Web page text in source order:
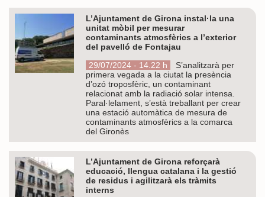
L’Ajuntament de Girona instal·la una
unitat mòbil per mesurar
contaminants atmosfèrics a l’exterior
del pavelló de Fontajau
29/07/2024 - 14.22 h
S’analitzarà per
primera vegada a la ciutat la presència
d’ozó troposfèric, un contaminant
relacionat amb la radiació solar intensa.
Paral·lelament, s’està treballant per crear
una estació automàtica de mesura de
contaminants atmosfèrics a la comarca
del Gironès
L’Ajuntament de Girona reforçarà
educació, llengua catalana i la gestió
de residus i agilitzarà els tràmits
interns